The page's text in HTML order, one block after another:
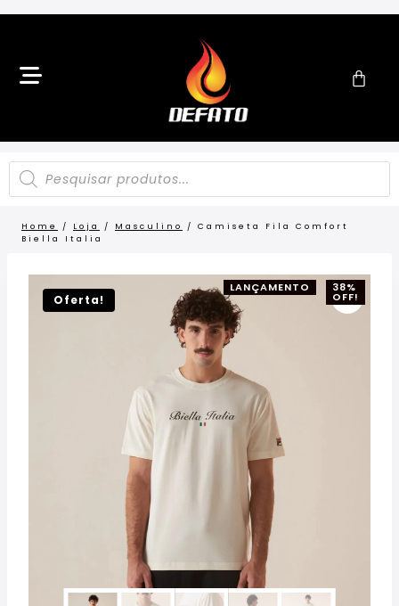
Home / Loja / Masculino /
Camiseta Fila Comfort
Biella Italia
Oferta!
LANÇAMENTO 38%
OFF!